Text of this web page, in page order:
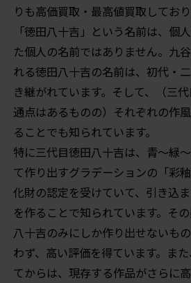
りも高価買取・最高値買取しており
「徳田八十吉」という名前は、個
た個人の名前ではありません。九
れる徳田八十吉の名前は、初代・
き継がれています。そして、（三
通点はあるものの）それぞれの作
ることでも知られています。
特に三代目徳田八十吉は、青～緑
て作り出すグラデーションの「彩
化財の認定を受けていて、引き込
を作ることで知られています。そ
八十吉のみにしか作り出せないも
わず、高い評価を得ています。ま
てからは、現存する作品がさらに